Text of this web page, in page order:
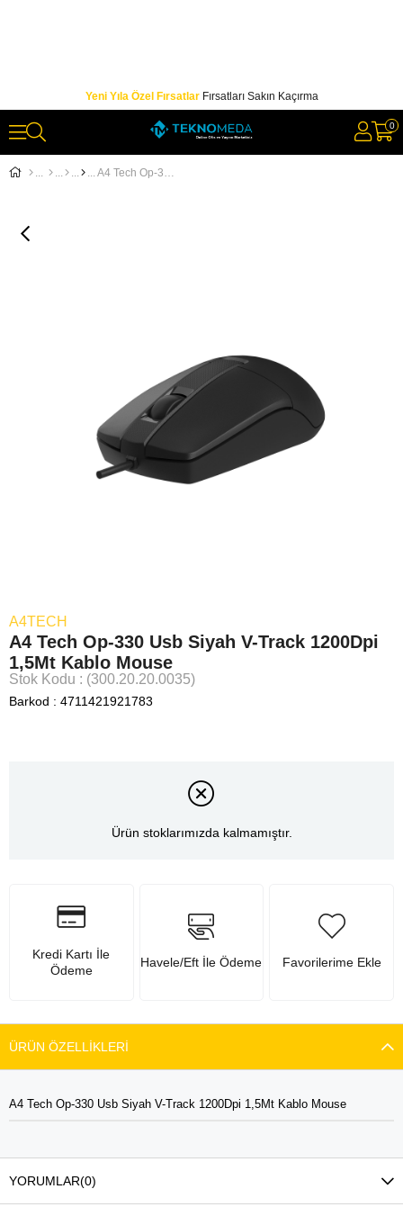
Yeni Yıla Özel FırsatlarFırsatları Sakın Kaçırma
0
A4 Tech Op-330 Usb Siyah V-Track 1200Dpi 1,5Mt Kablo Mouse
A4TECH
A4 Tech Op-330 Usb Siyah V-Track 1200Dpi
1,5Mt Kablo Mouse
Stok Kodu (300.20.20.0035)
Barkod : 4711421921783
Ürün stoklarımızda kalmamıştır.
Kredi Kartı İle
Ödeme
Havele/Eft İle Ödeme Favorilerime Ekle
ÜRÜN ÖZELLIKLERI
A4 Tech Op-330 Usb Siyah V-Track 1200Dpi 1,5Mt Kablo Mouse
YORUMLAR(0)